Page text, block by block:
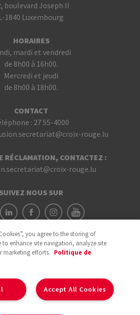
boulevard Joseph II
L-1840 Luxembourg
HORAIRES
mardi et vendredi
de 8h00 à 16h00.
Mercredi et jeudi
de 8h00 à 18h00.
CONTACT
: 27 55-4000
rouge.lu
RÉCLAMATION, CONTACTEZ :
rouge.lu
SUIVEZ NOUS SUR
you agree to the storing of
to enhance site navigation, analyze site
marketing efforts. Politique de
Accept All Cookies